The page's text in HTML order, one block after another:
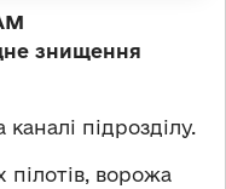
знищення
каналі підрозділу.
ворожа